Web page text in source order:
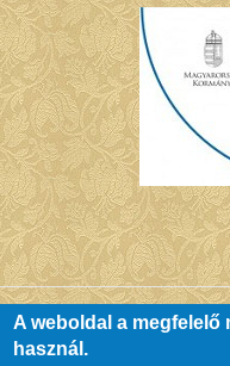
A weboldal a
használ.